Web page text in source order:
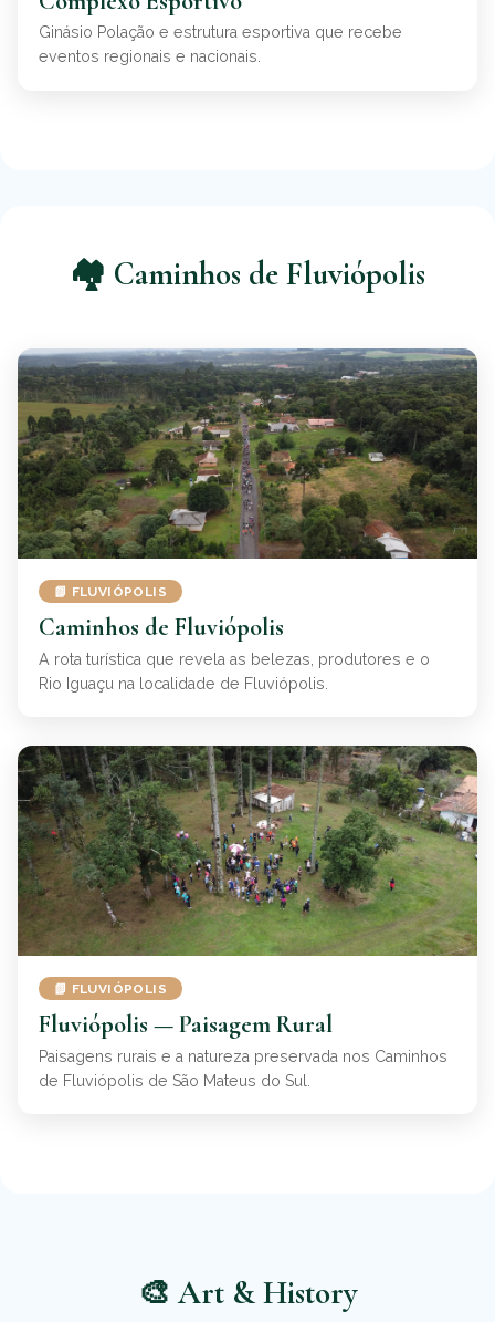
Ginásio Polação e estrutura esportiva que recebe
eventos regionais e nacionais.
🏘️ Caminhos de Fluviópolis
📗 FLUVIÓPOLIS
Caminhos de Fluviópolis
A rota turística que revela as belezas, produtores e o
Rio Iguaçu na localidade de Fluviópolis.
📗 FLUVIÓPOLIS
Fluviópolis — Paisagem Rural
Paisagens rurais e a natureza preservada nos Caminhos
de Fluviópolis de São Mateus do Sul.
🎨 Art & History